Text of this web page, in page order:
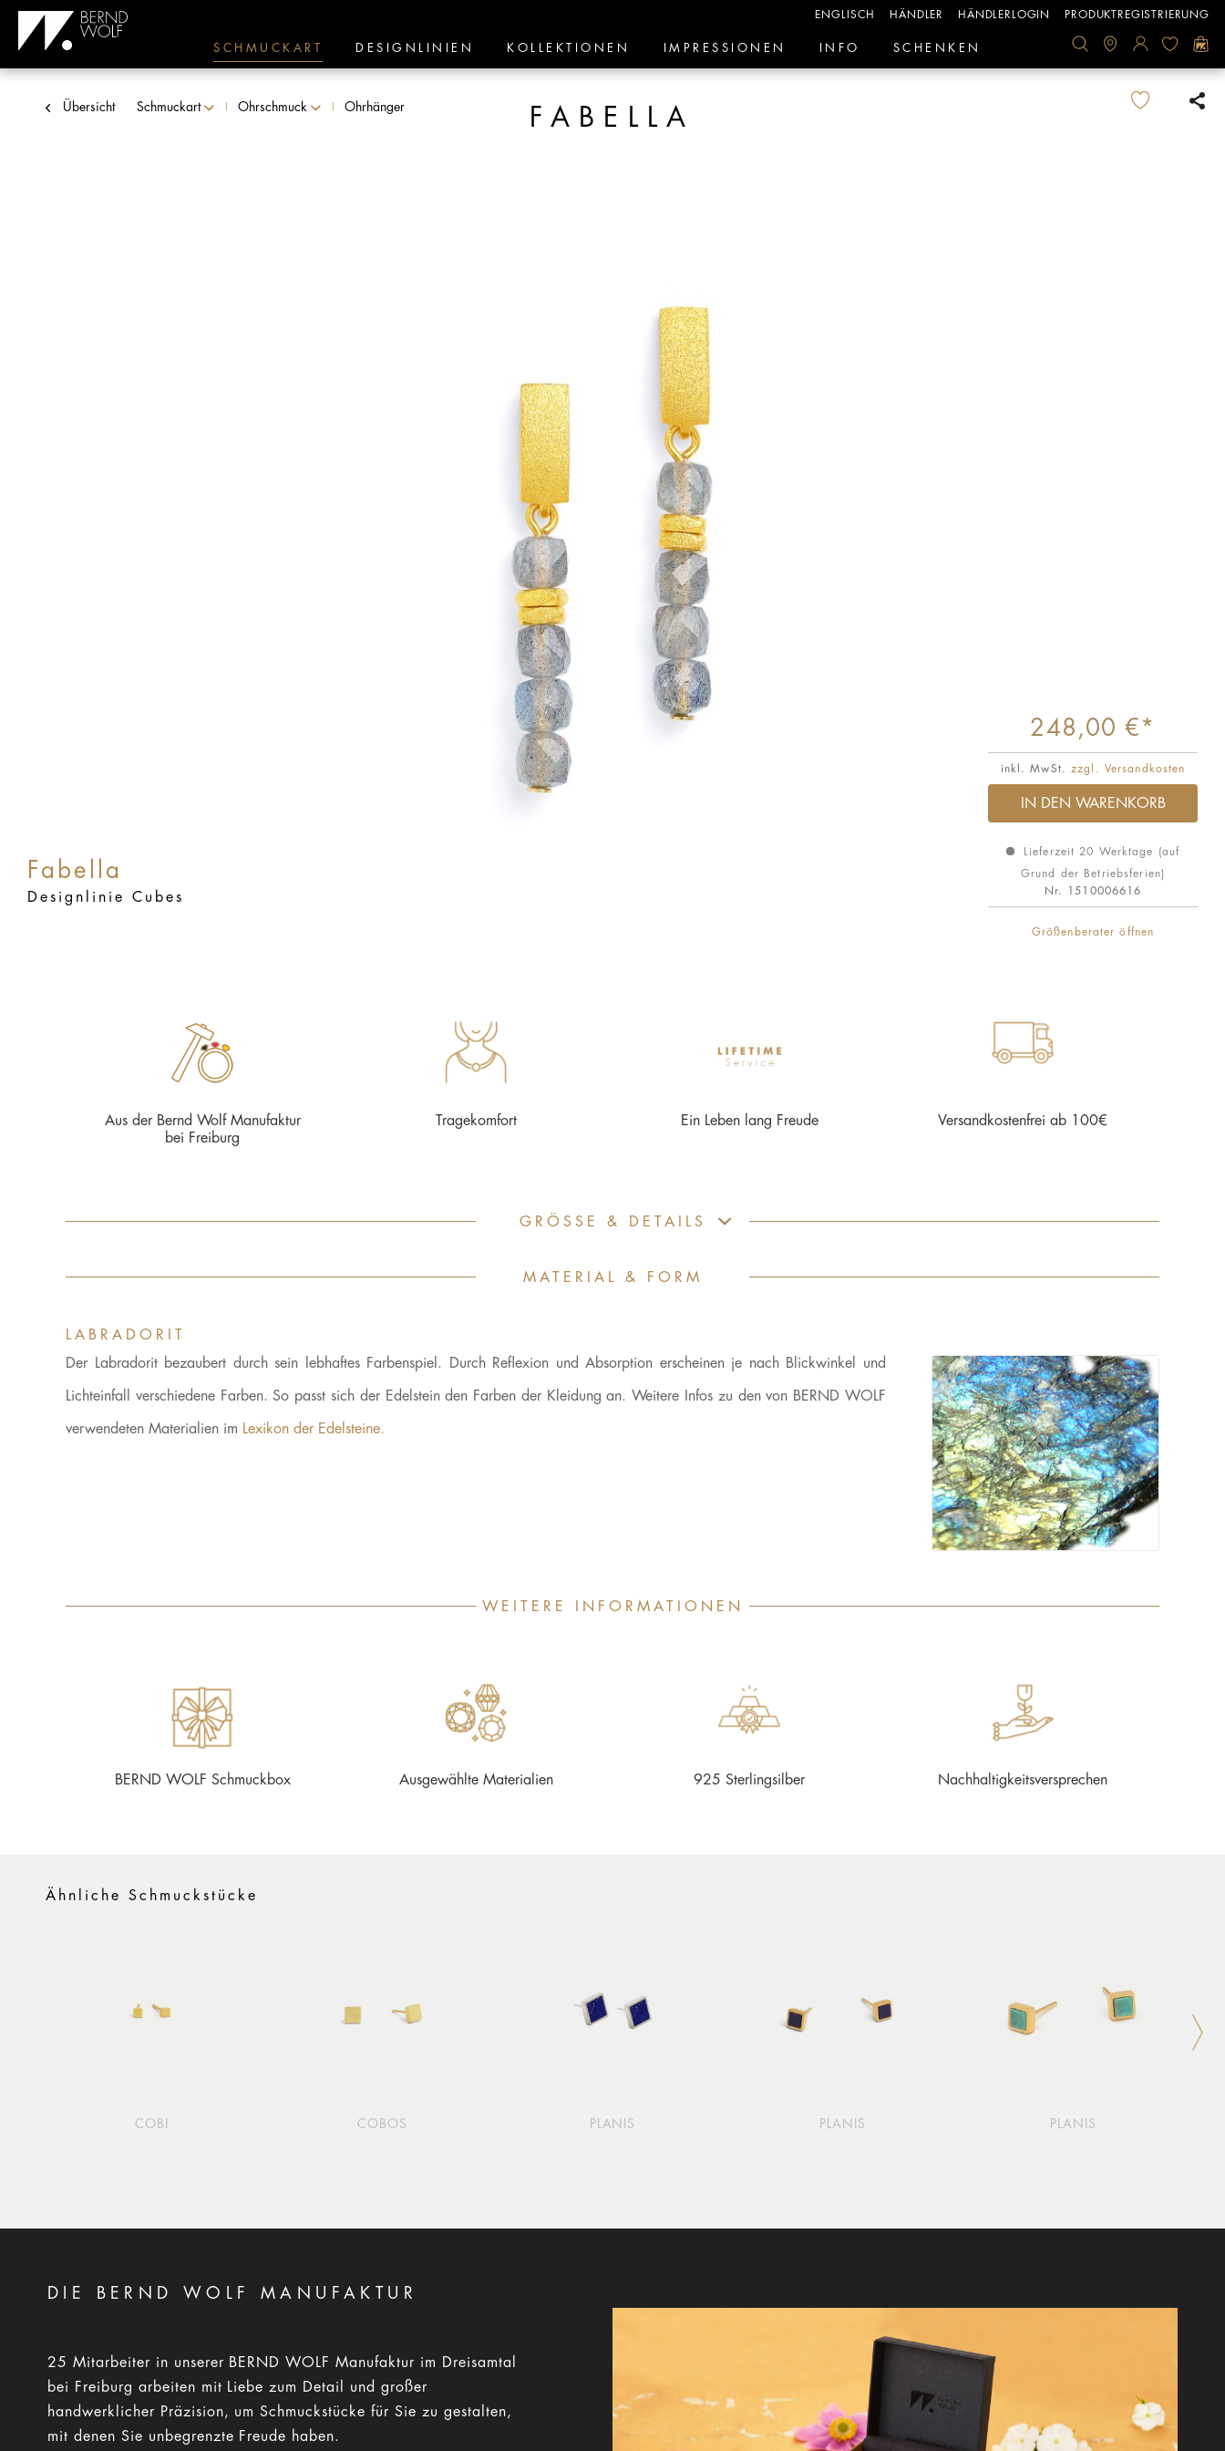
ENGLISCH HÄNDLER HÄNDLERLOGIN PRODUKTREGISTRIERUNG
SCHMUCKART DESIGNLINIEN KOLLEKTIONEN IMPRESSIONEN INFO SCHENKEN
Übersicht Schmuckart Ohrschmuck Ohrhänger FABELLA
Fabella
Designlinie Cubes
248,00 €*
inkl. MwSt. zzgl. Versandkosten
IN DEN WARENKORB
Lieferzeit 20 Werktage (auf
Grund der Betriebsferien)
Nr.
1510006616
Größenberater öffnen
Aus der Bernd Wolf Manufaktur
bei Freiburg
Tragekomfort Ein Leben lang Freude Versandkostenfrei ab 100€
GRÖSSE & DETAILS
MATERIAL & FORM
LABRADORIT
Der Labradorit bezaubert durch sein lebhaftes Farbenspiel. Durch Reflexion und Absorption erscheinen je nach Blickwinkel und
Lichteinfall verschiedene Farben. So passt sich der Edelstein den Farben der Kleidung an. Weitere Infos zu den von BERND WOLF
verwendeten Materialien im Lexikon der Edelsteine.
WEITERE INFORMATIONEN
BERND WOLF Schmuckbox Ausgewählte Materialien 925 Sterlingsilber Nachhaltigkeitsversprechen
Ähnliche Schmuckstücke
COBI COBOS PLANIS PLANIS PLANIS
DIE BERND WOLF MANUFAKTUR
25 Mitarbeiter in unserer BERND WOLF Manufaktur im Dreisamtal
bei Freiburg arbeiten mit Liebe zum Detail und großer
handwerklicher Präzision, um Schmuckstücke für Sie zu gestalten,
mit denen Sie unbegrenzte Freude haben.